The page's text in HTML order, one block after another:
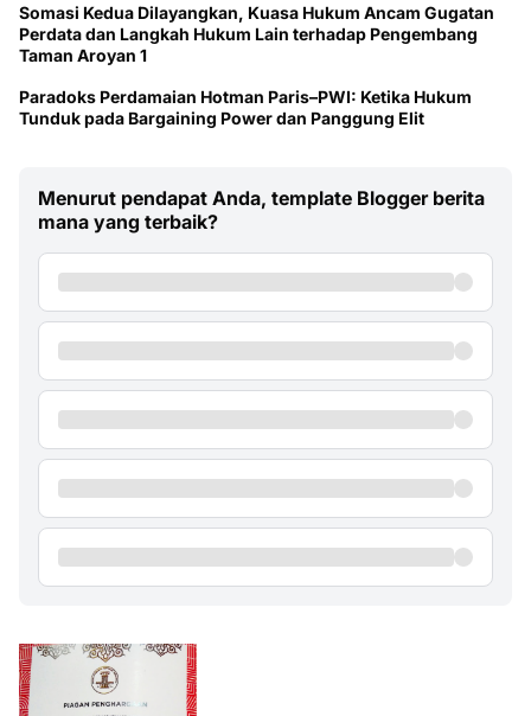
Somasi Kedua Dilayangkan, Kuasa Hukum Ancam Gugatan
Perdata dan Langkah Hukum Lain terhadap Pengembang
Taman Aroyan 1
Paradoks Perdamaian Hotman Paris–PWI: Ketika Hukum
Tunduk pada Bargaining Power dan Panggung Elit
Menurut pendapat Anda, template Blogger berita
mana yang terbaik?